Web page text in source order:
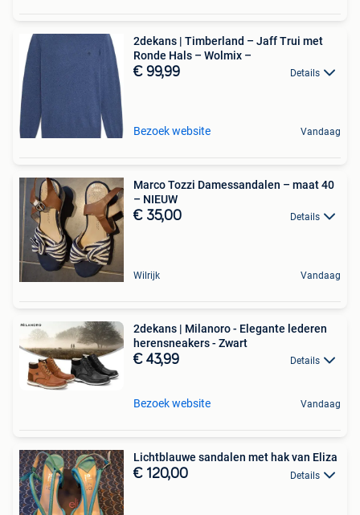
2dekans | Timberland – Jaff Trui met
Ronde Hals – Wolmix –
€ 99,99 Details
Bezoek website Vandaag
Marco Tozzi Damessandalen – maat 40
– NIEUW
€ 35,00 Details
Wilrijk Vandaag
2dekans | Milanoro - Elegante lederen
herensneakers - Zwart
€ 43,99 Details
Bezoek website Vandaag
Lichtblauwe sandalen met hak van Eliza
€ 120,00 Details